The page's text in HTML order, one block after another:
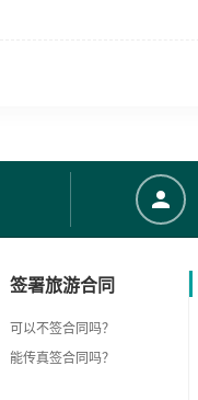
签署旅游合同
可以不签合同吗？
能传真签合同吗？